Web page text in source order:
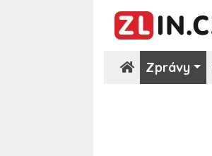
Zprávy